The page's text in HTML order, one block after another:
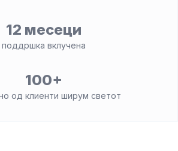
12 месеци
поддршка вклучена
100+
од клиенти ширум светот